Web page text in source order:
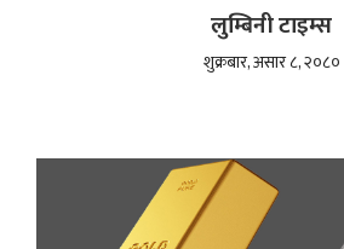
लुम्बिनी टाइम्स
शुक्रबार, असार ८, २०८०